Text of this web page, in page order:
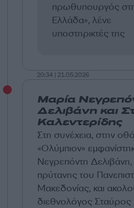
πρωθυπουργός
Ελλάδα», λένε
υποστηρικτές της
20:34 | 21.05.2026
Μαρία
Δελιβάνη και
Καλεντερίδης
Στη συνέχεια, στην
«Ολύμπιον»
Νεγρεπόντη
πρύτανης του
Μακεδονίας, και
διεθνολόγος Σταύρος